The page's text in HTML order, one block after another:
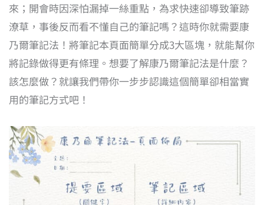
來；開會時因深怕漏掉一絲重點，為求快速卻導致筆跡
潦草，事後反而看不懂自己的筆記嗎？這時你就需要康
乃爾筆記法！將筆記本頁面簡單分成3大區塊，就能幫你
將記錄做得更有條理。想要了解康乃爾筆記法是什麼？
該怎麼做？就讓我們帶你一步步認識這個簡單卻相當實
用的筆記方式吧！